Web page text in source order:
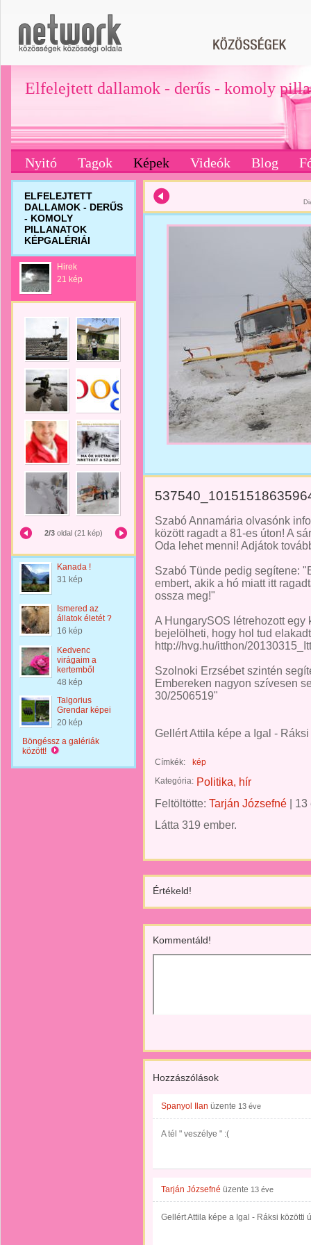
Elfelejtett dallamok - derűs - komoly
Nyitó Tagok Képek Videók Blog
ELFELEJTETT
DALLAMOK - DERŰS
- KOMOLY
PILLANATOK
KÉPGALÉRIÁI
Hirek
21 kép
2/3 oldal (21 kép)
Kanada !
31 kép
Ismered az
állatok életét ?
16 kép
Kedvenc
virágaim a
kertemből
48 kép
Talgorius
Grendar képei
20 kép
Böngéssz a galériák
között!
Szabó Annamária olvasónk
között ragadt a 81-es úton! A
Oda lehet menni! Adjátok
Szabó Tünde pedig segítene:
embert, akik a hó miatt itt
ossza meg!"
A HungarySOS létrehozott
bejelölheti, hogy hol tud
http://hvg.hu/itthon/
Szolnoki Erzsébet szintén
Embereken nagyon szívesen
30/2506519"
Gellért Attila képe a Igal -
Címkék:
kép
Kategória: Politika, hír
Feltöltötte: Tarján Józsefné
13
Látta 319 ember.
Értékeld!
Kommentáld!
Hozzászólások
Spanyol Ilan üzente 13 éve
A tél " veszélye " :(
Tarján Józsefné üzente 13 éve
Gellért Attila képe a Igal - Ráksi közötti